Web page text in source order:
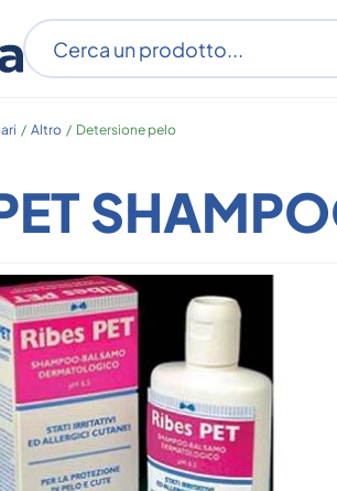
/ Altro / Detersione pelo